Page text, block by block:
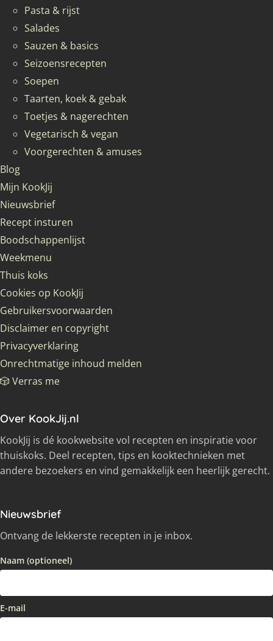
Pasta & rijst
Salades
Sauzen & basics
Seizoensrecepten
Soepen
Taarten, koek & gebak
Toetjes & nagerechten
Vegetarisch & vegan
Voorgerechten & amuses
Blog
Mijn KookJij
Nieuwsbrief
Recept insturen
Boodschappenlijst
Weekmenu
Thuis koks
Cookies op KookJij
Gebruikersvoorwaarden
Disclaimer en copyright
Privacyverklaring
Onrechtmatige inhoud melden
🎲 Verras me
Over KookJij.nl
KookJij is dé kookwebsite vol recepten en inspiratie voor
thuiskoks. Deel recepten, tips en kooktechnieken met
andere bezoekers en vind gemakkelijk een heerlijk gerecht.
Nieuwsbrief
Ontvang de lekkerste recepten in je inbox.
Naam (optioneel)
E-mail